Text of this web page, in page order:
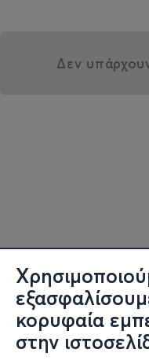
κορυφαία
στην
Δεν